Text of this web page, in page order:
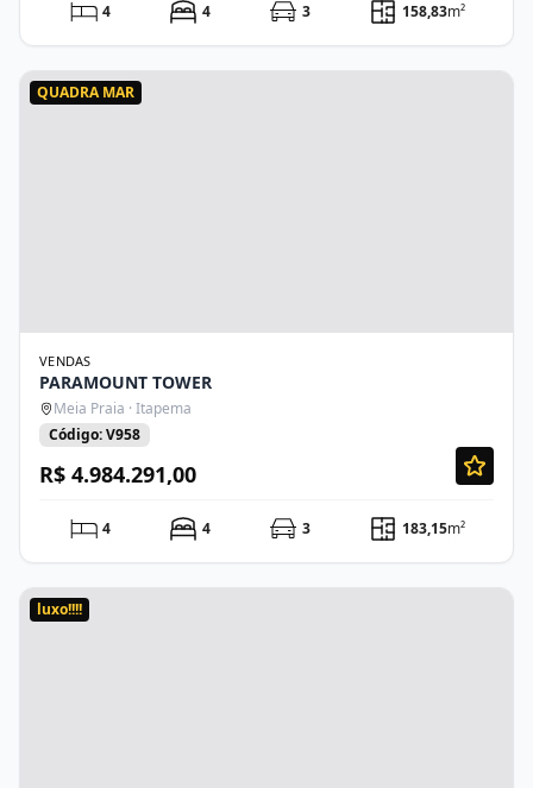
4 4 3 158,83m²
QUADRA MAR
VENDAS
PARAMOUNT TOWER
Meia Praia · Itapema
Código: V958
R$ 4.984.291,00
4 4 3 183,15m²
luxo!!!!